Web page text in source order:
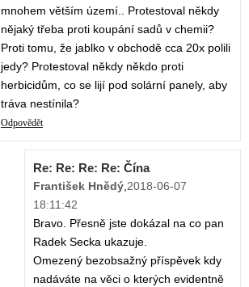
mnohem větším území.. Protestoval někdy
nějaký třeba proti koupání sadů v chemii?
Proti tomu, že jablko v obchodě cca 20x polili
jedy? Protestoval někdy někdo proti
herbicidům, co se lijí pod solární panely, aby
tráva nestínila?
Odpovědět
Re: Re: Re: Re: Čína
František Hnědý,2018-06-07
18:11:42
Bravo. Přesně jste dokázal na co pan
Radek Secka ukazuje.
Omezený bezobsažný příspěvek kdy
nadáváte na věci o kterých evidentně